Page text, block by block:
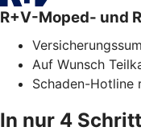
R+V-Moped- und
Auf Wunsch
Schaden-Hotline
In nur 4